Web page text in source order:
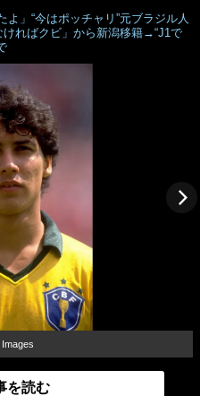
よ」“今はポッチャリ”元ブラジル人
ればクビ」から新潟移籍→“J1で
を読む